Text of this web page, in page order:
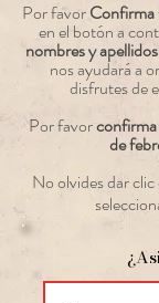
Por favorConfirma
en el botón a
nombres y apellidos
nos ayudará a
disfrutes de
Por favorconfirma
de
No olvides dar clic